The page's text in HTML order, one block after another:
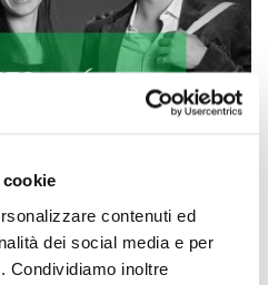
contenuti ed
dei social media e per
Condividiamo inoltre